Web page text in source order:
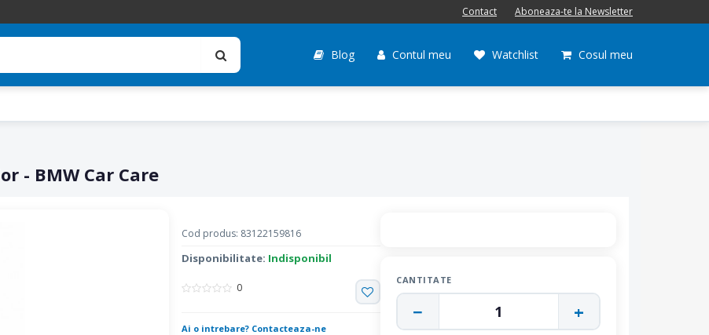
Contact Aboneaza-te la Newsletter
Blog Contul meu Watchlist Cosul meu
- BMW Car Care
Cod produs: 83122159816
Disponibilitate: Indisponibil
0
Ai o intrebare? Contacteaza-ne
CANTITATE
− 1 +